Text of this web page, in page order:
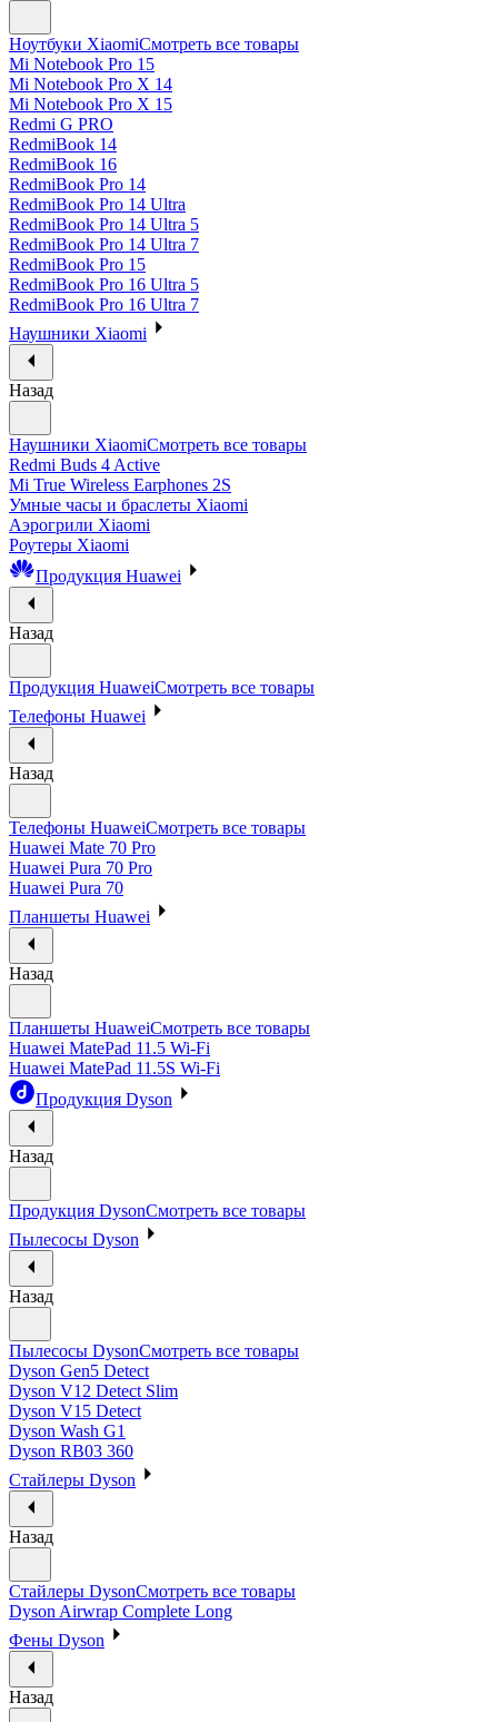
Ноутбуки XiaomiСмотреть все товары
Mi Notebook Pro 15
Mi Notebook Pro X 14
Mi Notebook Pro X 15
Redmi G PRO
RedmiBook 14
RedmiBook 16
RedmiBook Pro 14
RedmiBook Pro 14 Ultra
RedmiBook Pro 14 Ultra 5
RedmiBook Pro 14 Ultra 7
RedmiBook Pro 15
RedmiBook Pro 16 Ultra 5
RedmiBook Pro 16 Ultra 7
Наушники Xiaomi
Назад
Наушники XiaomiСмотреть все товары
Redmi Buds 4 Active
Mi True Wireless Earphones 2S
Умные часы и браслеты Xiaomi
Аэрогрили Xiaomi
Роутеры Xiaomi
Продукция Huawei
Назад
Продукция HuaweiСмотреть все товары
Телефоны Huawei
Назад
Телефоны HuaweiСмотреть все товары
Huawei Mate 70 Pro
Huawei Pura 70 Pro
Huawei Pura 70
Планшеты Huawei
Назад
Планшеты HuaweiСмотреть все товары
Huawei MatePad 11.5 Wi-Fi
Huawei MatePad 11.5S Wi-Fi
Продукция Dyson
Назад
Продукция DysonСмотреть все товары
Пылесосы Dyson
Назад
Пылесосы DysonСмотреть все товары
Dyson Gen5 Detect
Dyson V12 Detect Slim
Dyson V15 Detect
Dyson Wash G1
Dyson RB03 360
Стайлеры Dyson
Назад
Стайлеры DysonСмотреть все товары
Dyson Airwrap Complete Long
Фены Dyson
Назад